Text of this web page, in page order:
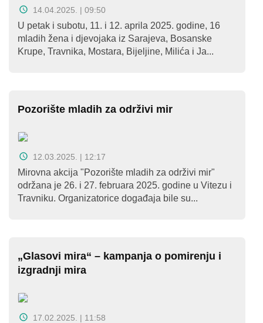
14.04.2025. | 09:50
U petak i subotu, 11. i 12. aprila 2025. godine, 16
mladih žena i djevojaka iz Sarajeva, Bosanske
Krupe, Travnika, Mostara, Bijeljine, Milića i Ja...
Pozorište mladih za održivi mir
12.03.2025. | 12:17
Mirovna akcija "Pozorište mladih za održivi mir"
održana je 26. i 27. februara 2025. godine u Vitezu i
Travniku. Organizatorice događaja bile su...
„Glasovi mira“ – kampanja o pomirenju i
izgradnji mira
17.02.2025. | 11:58